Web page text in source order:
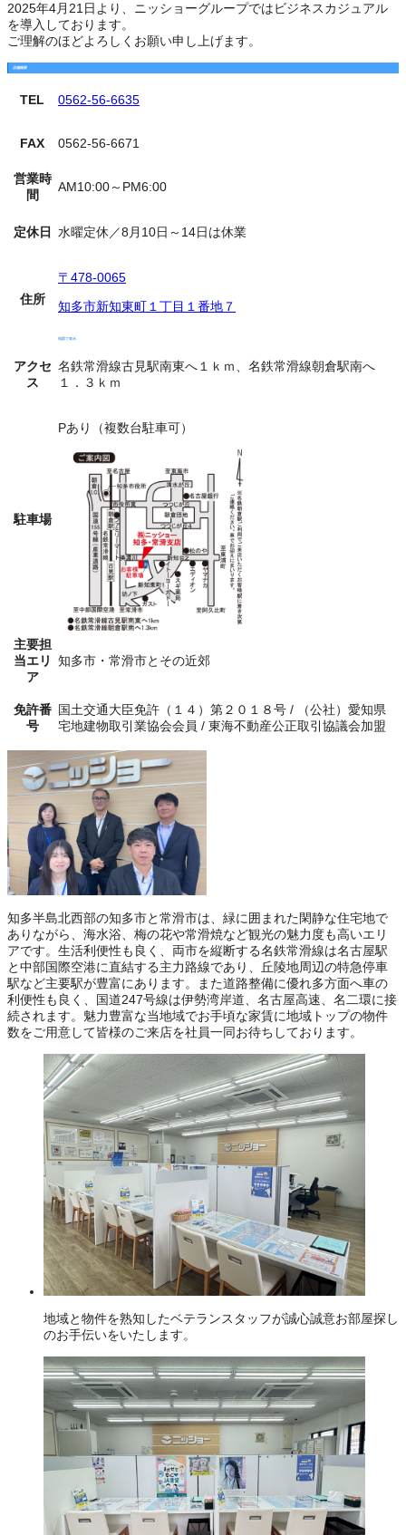
2025年4月21日より、ニッショーグループではビジネスカジュアル
を導入しております。
ご理解のほどよろしくお願い申し上げます。
店舗概要
TEL 0562-56-6635
FAX 0562-56-6671
営業時
間
AM10:00～PM6:00
定休日 水曜定休／8月10日～14日は休業
住所
〒478-0065
知多市新知東町１丁目１番地７
地図で表示
アクセ
ス
名鉄常滑線古見駅南東へ１ｋｍ、名鉄常滑線朝倉駅南へ
１．３ｋｍ
駐車場
Pあり（複数台駐車可）
主要担
当エリ
ア
知多市・常滑市とその近郊
免許番
号
国土交通大臣免許（１４）第２０１８号 / （公社）愛知県
宅地建物取引業協会会員 / 東海不動産公正取引協議会加盟
知多半島北西部の知多市と常滑市は、緑に囲まれた閑静な住宅地で
ありながら、海水浴、梅の花や常滑焼など観光の魅力度も高いエリ
アです。生活利便性も良く、両市を縦断する名鉄常滑線は名古屋駅
と中部国際空港に直結する主力路線であり、丘陵地周辺の特急停車
駅など主要駅が豊富にあります。また道路整備に優れ多方面へ車の
利便性も良く、国道247号線は伊勢湾岸道、名古屋高速、名二環に接
続されます。魅力豊富な当地域でお手頃な家賃に地域トップの物件
数をご用意して皆様のご来店を社員一同お待ちしております。
地域と物件を熟知したベテランスタッフが誠心誠意お部屋探し
のお手伝いをいたします。